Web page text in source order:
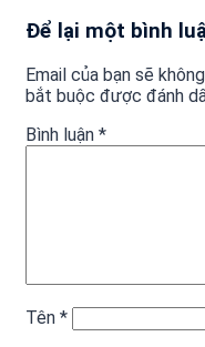
Để lại một bình
Email của bạn sẽ
bắt buộc được đánh
Bình luận *
Tên *